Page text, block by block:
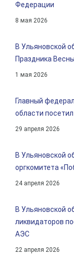
Федерации
8 мая 2026
В Ульяновской
Праздника
1 мая 2026
Главный
области
29 апреля 2026
В Ульяновской
оргкомитета
24 апреля 2026
В Ульяновской
ликвидаторов
АЭС
22 апреля 2026